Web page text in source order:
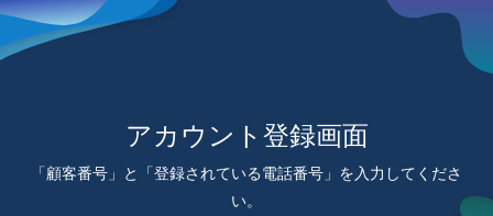
アカウント登録画面
「顧客番号」と「登録されている電話番号」を入力してくださ
い。